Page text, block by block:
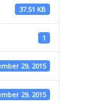
37.51 KB
1
29, 2015
29, 2015